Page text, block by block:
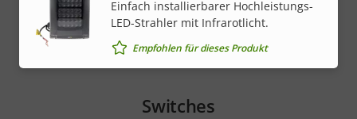
Einfach installierbarer Hochleistungs-
LED-Strahler mit Infrarotlicht.
Empfohlen für dieses Produkt
Switches